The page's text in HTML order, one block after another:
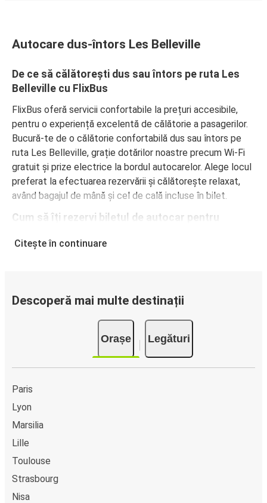
Autocare dus-întors Les Belleville
De ce să călătorești dus sau întors pe ruta Les
Belleville cu FlixBus
FlixBus oferă servicii confortabile la prețuri accesibile,
pentru o experiență excelentă de călătorie a pasagerilor.
Bucură-te de o călătorie confortabilă dus sau întors pe
ruta Les Belleville, grație dotărilor noastre precum Wi-Fi
gratuit și prize electrice la bordul autocarelor. Alege locul
preferat la efectuarea rezervării și călătorește relaxat,
având bagajul de mână și cel de cală incluse în bilet.
Cum să îți rezervi biletul de autocar pentru
Rezervarea unui bilet pentru autocarele FlixBus este
clicuri. La achiziționarea online a unui bilet dus sau întors
pe ruta Les Belleville, poți alege între diferite metode
sigure de plată online, cum ar fi card de credit, PayPal,
Google și Apple Pay. Alternativ, poți plăti în numerar la
bordul autocarelor sau la unul din punctele de vânzare.
Citește în continuare
Descoperă mai multe destinații
Orașe Legături
Paris
Lyon
Marsilia
Lille
Toulouse
Strasbourg
Nisa